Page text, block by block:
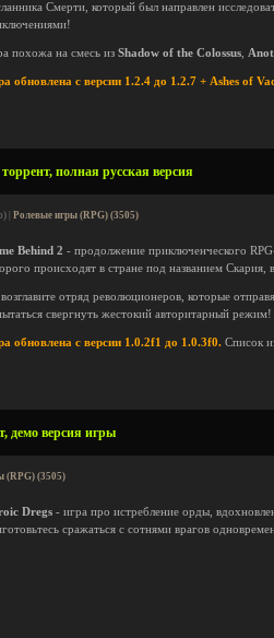
Смерти, который был направлен
похожа на смесь из Shadow of the Colossus
обновлена с версии 1.2.4 до 1.2.7 + Ashes of
полная русская версия
| Ролевые игры (RPG) (3505)
Behind 2 - продолжение приключенческого
происходят в стране под названием
отряд революционеров, которые
свергнуть жестокий авторитарный режим!
обновлена с версии 1.0.2f1 до 1.0.3f0. Список
демо версия игры
(RPG) (3505)
Dregs - игра про истребление орды,
сражаться с сотнями врагов